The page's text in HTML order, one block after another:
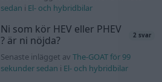
sedan i El- och hybridbilar
Ni som kör HEV eller PHEV
? är ni nöjda?
2 svar
Senaste inlägget av The-GOAT för 99
sekunder sedan i El- och hybridbilar